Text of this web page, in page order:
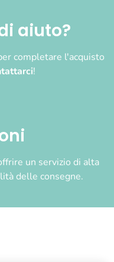
aiuto?
completare l'acquisto
!
un servizio di alta
delle consegne.